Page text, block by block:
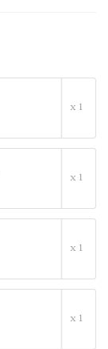
x 1
x 1
x 1
x 1